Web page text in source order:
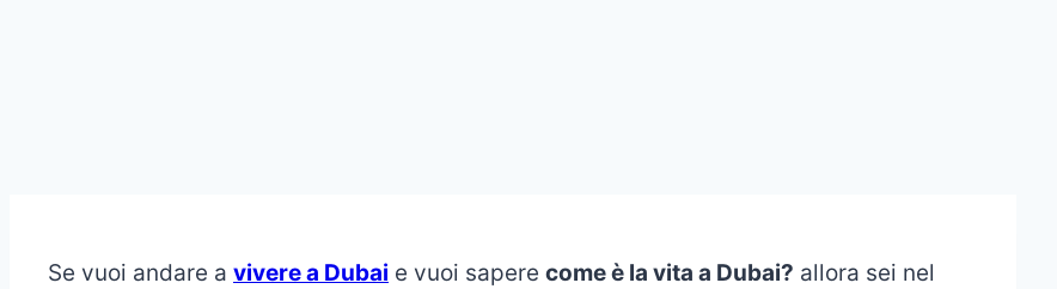
Se vuoi andare a vivere a Dubai e vuoi sapere come è la vita a Dubai? allora sei nel